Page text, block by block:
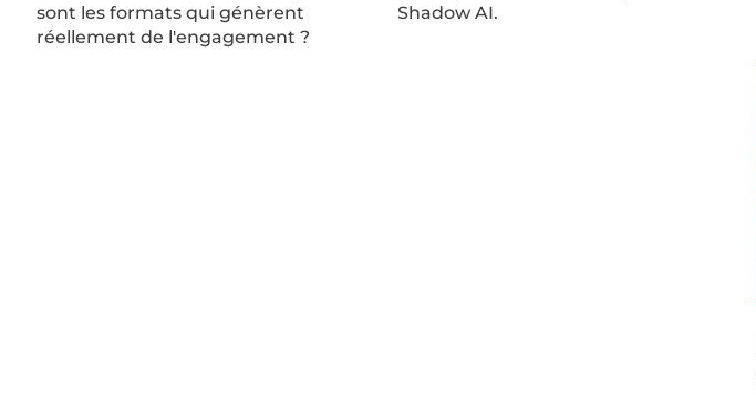
sont les formats qui génèrent
réellement de l'engagement ?
Shadow AI.